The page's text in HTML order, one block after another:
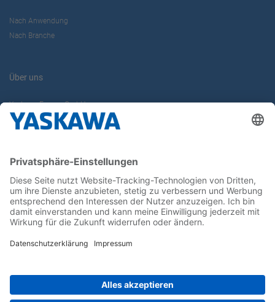
Nach Anwendung
Nach Branche
Über uns
Yaskawa Europe GmbH
Karriere
Newsletter
Follow us on...